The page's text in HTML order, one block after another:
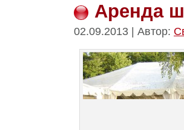
Аренда
02.09.2013 | Автор: